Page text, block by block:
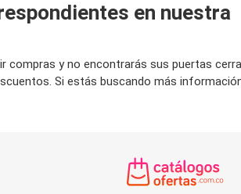
en nuestra
compras y no encontrarás sus puertas
Si estás buscando más